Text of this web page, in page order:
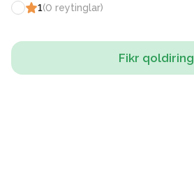
1(0 reytinglar)
Fikr qoldiring